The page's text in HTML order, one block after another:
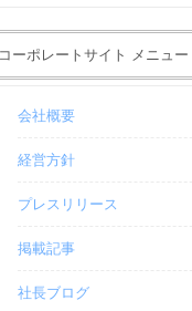
コーポレートサイト メニュー
会社概要
経営方針
プレスリリース
掲載記事
社長ブログ